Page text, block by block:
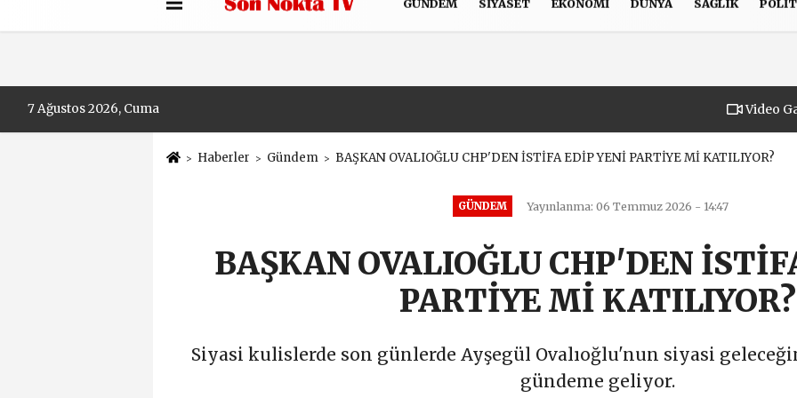
İletişim Çerez Politikası
GÜNDEM SIYASET EKONOMI DÜNYA SAĞLIK
7 Ağustos 2026, Cuma Video
Haberler Gündem BAŞKAN OVALIOĞLU CHP'DEN İSTİFA EDİP YENİ PARTİYE Mİ KATILIYOR?
GÜNDEM Yayınlanma: 06 Temmuz 2026 - 14:47
BAŞKAN OVALIOĞLU CHP'DEN
PARTİYE Mİ KATILIYOR?
Siyasi kulislerde son günlerde Ayşegül Ovalıoğlu'nun siyasi
gündeme geliyor.